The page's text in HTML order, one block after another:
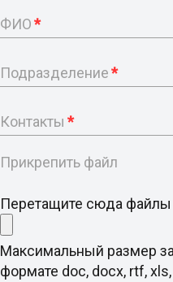
ФИО*
Подразделение*
Контакты *
Прикрепить файл
Перетащите сюда
Максимальный размер
формате doc, docx, rtf,